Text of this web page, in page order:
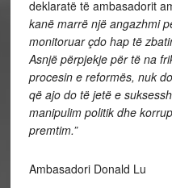
deklaratë të ambasadorit
kanë marrë një angazhmi
monitoruar çdo hap të
Asnjë përpjekje për të na
procesin e reformës, nuk
që ajo do të jetë e
manipulim politik dhe
premtim.”
Ambasadori Donald Lu